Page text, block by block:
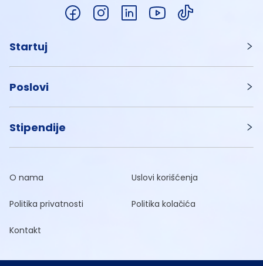
Startuj
Poslovi
Stipendije
O nama Uslovi korišćenja
Politika privatnosti Politika kolačića
Kontakt